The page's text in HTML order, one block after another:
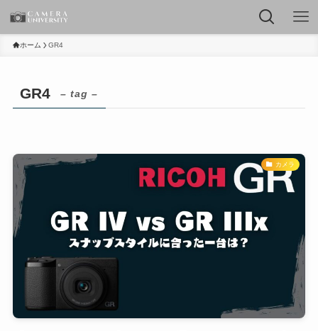
ホーム GR4
GR4 – tag –
カメラ